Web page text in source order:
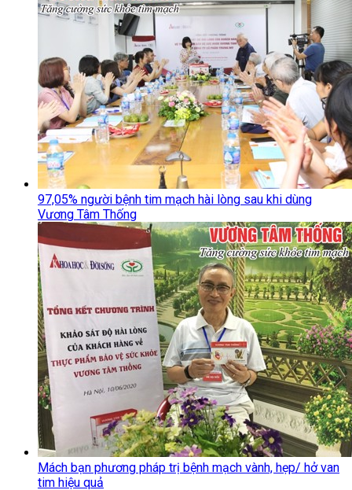
97,05% người bệnh tim mạch hài lòng sau khi dùng
Vương Tâm Thống
Mách bạn phương pháp trị bệnh mạch vành, hẹp/ hở van
tim hiệu quả